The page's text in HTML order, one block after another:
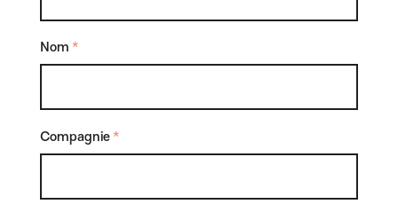
*
Nom
*
Compagnie